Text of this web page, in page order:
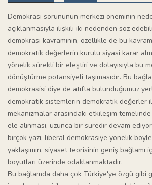
Demokrasi sorununun merkezi öneminin
açıklanmasıyla ilişkili iki nedenden söz
demokrasi kavramının, özellikle de bu
demokratik değerlerin kurulu siyasi karar
yönelik sürekli bir eleştiri ve dolayısıyla bu
dönüştürme potansiyeli taşımasıdır. Bu
demokrasisi diye de atıfta bulunduğumuz
demokratik sistemlerin demokratik değerler
mekanizmalar arasındaki etkileşim
ele alınması, uzunca bir süredir devam
birçok yazı, liberal demokrasiye yönelik
yaklaşımın, siyaset teorisinin geniş bağlamı
boyutları üzerinde odaklanmaktadır.
Bu bağlamda daha çok Türkiye'ye özgü gibi